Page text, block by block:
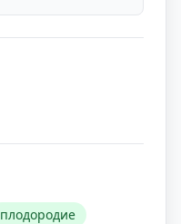
плодородие